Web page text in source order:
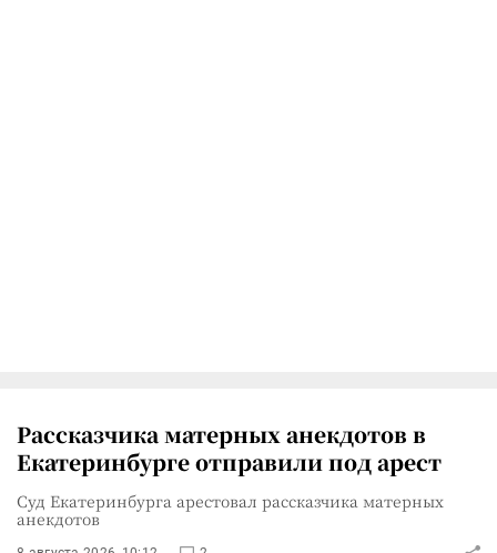
Рассказчика матерных анекдотов в
Екатеринбурге отправили под арест
Суд Екатеринбурга арестовал рассказчика матерных
анекдотов